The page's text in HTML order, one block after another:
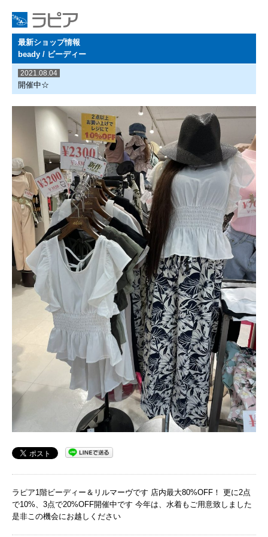
最新ショップ情報
beady / ビーディー
2021.08.04
開催中☆
ラピア1階ビーディー＆リルマーヴです 店内最大80%OFF！ 更に2点
で10%、3点で20%OFF開催中です 今年は、水着もご用意致しました
是非この機会にお越しください